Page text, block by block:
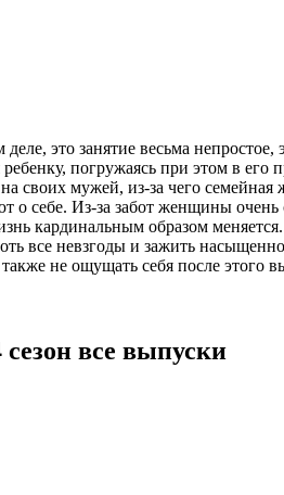
это занятие весьма
погружаясь при этом в
мужей, из-за чего
о себе. Из-за забот женщины
кардинальным образом
все невзгоды и зажить
не ощущать себя после этого
все выпуски